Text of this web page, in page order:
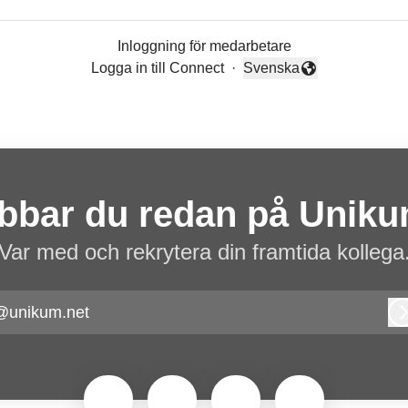
Inloggning för medarbetare
Logga in till Connect
·
Byt språk
Svenska
du redan på
med och rekrytera din framtida kollega.